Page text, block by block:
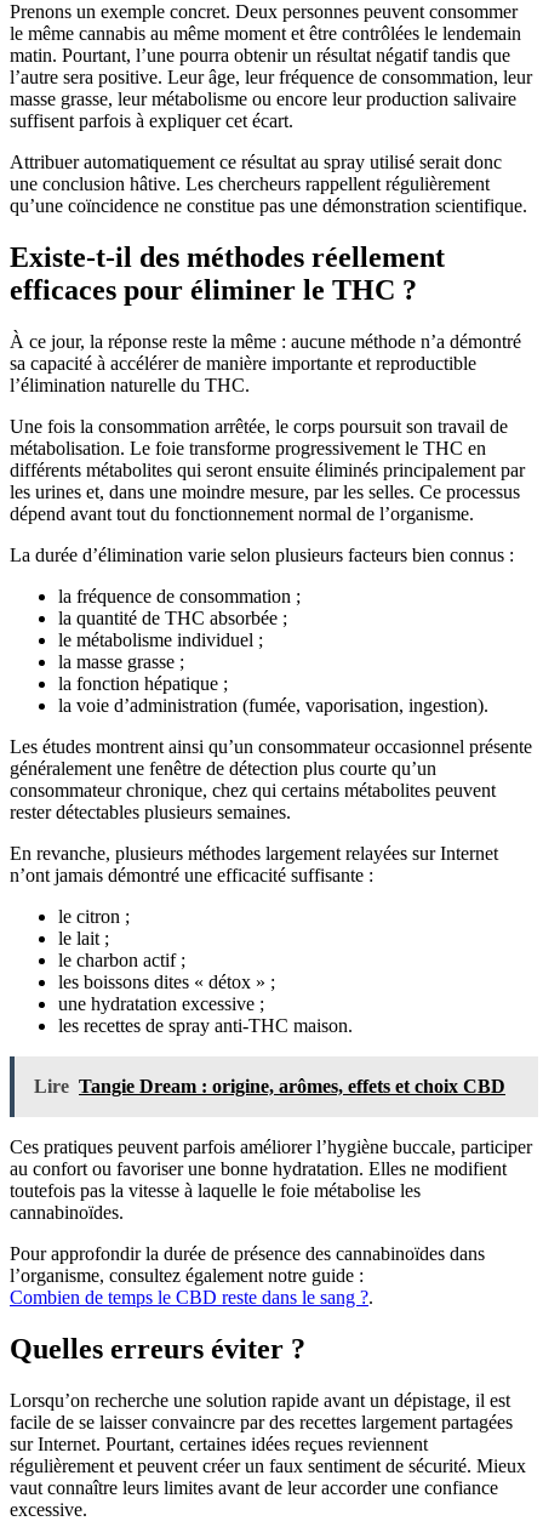
Prenons un exemple concret. Deux personnes peuvent consommer
le même cannabis au même moment et être contrôlées le lendemain
matin. Pourtant, l’une pourra obtenir un résultat négatif tandis que
l’autre sera positive. Leur âge, leur fréquence de consommation, leur
masse grasse, leur métabolisme ou encore leur production salivaire
suffisent parfois à expliquer cet écart.
Attribuer automatiquement ce résultat au spray utilisé serait donc
une conclusion hâtive. Les chercheurs rappellent régulièrement
qu’une coïncidence ne constitue pas une démonstration scientifique.
Existe-t-il des méthodes réellement
efficaces pour éliminer le THC ?
À ce jour, la réponse reste la même : aucune méthode n’a démontré
sa capacité à accélérer de manière importante et reproductible
l’élimination naturelle du THC.
Une fois la consommation arrêtée, le corps poursuit son travail de
métabolisation. Le foie transforme progressivement le THC en
différents métabolites qui seront ensuite éliminés principalement par
les urines et, dans une moindre mesure, par les selles. Ce processus
dépend avant tout du fonctionnement normal de l’organisme.
La durée d’élimination varie selon plusieurs facteurs bien connus :
la fréquence de consommation ;
la quantité de THC absorbée ;
le métabolisme individuel ;
la masse grasse ;
la fonction hépatique ;
la voie d’administration (fumée, vaporisation, ingestion).
Les études montrent ainsi qu’un consommateur occasionnel présente
généralement une fenêtre de détection plus courte qu’un
consommateur chronique, chez qui certains métabolites peuvent
rester détectables plusieurs semaines.
En revanche, plusieurs méthodes largement relayées sur Internet
n’ont jamais démontré une efficacité suffisante :
le citron ;
le lait ;
le charbon actif ;
les boissons dites « détox » ;
une hydratation excessive ;
les recettes de spray anti-THC maison.
Lire Tangie Dream : origine, arômes, effets et choix CBD
Ces pratiques peuvent parfois améliorer l’hygiène buccale, participer
au confort ou favoriser une bonne hydratation. Elles ne modifient
toutefois pas la vitesse à laquelle le foie métabolise les
cannabinoïdes.
Pour approfondir la durée de présence des cannabinoïdes dans
l’organisme, consultez également notre guide :
Combien de temps le CBD reste dans le sang ?.
Quelles erreurs éviter ?
Lorsqu’on recherche une solution rapide avant un dépistage, il est
facile de se laisser convaincre par des recettes largement partagées
sur Internet. Pourtant, certaines idées reçues reviennent
régulièrement et peuvent créer un faux sentiment de sécurité. Mieux
vaut connaître leurs limites avant de leur accorder une confiance
excessive.